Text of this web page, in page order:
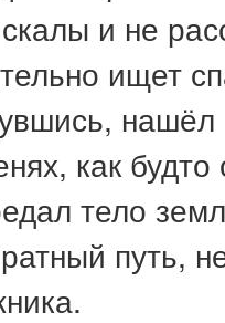
и не
ищет
как
тело
путь,